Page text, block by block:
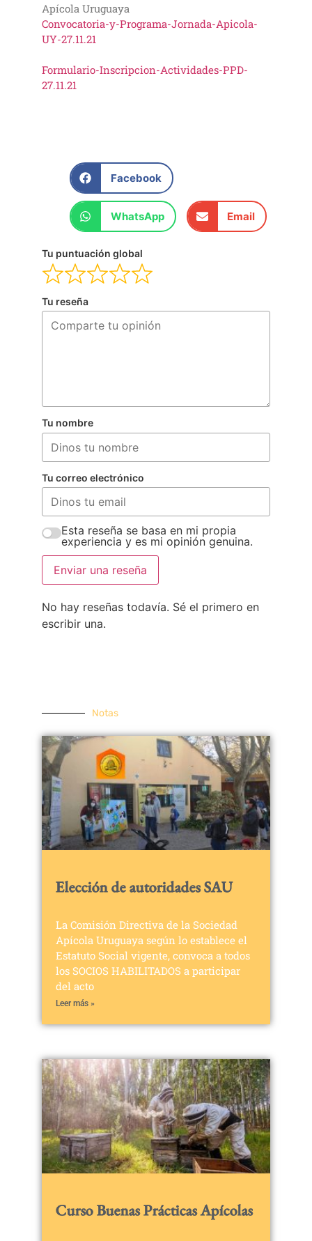
Apícola Uruguaya
Convocatoria-y-Programa-Jornada-Apicola-
UY-27.11.21
Formulario-Inscripcion-Actividades-PPD-
27.11.21
Facebook
WhatsApp Email
Tu puntuación global
Tu reseña
Tu nombre
Tu correo electrónico
Esta reseña se basa en mi propia
experiencia y es mi opinión genuina.
Enviar una reseña
No hay reseñas todavía. Sé el primero en
escribir una.
Notas
Elección de autoridades SAU
La Comisión Directiva de la Sociedad
Apícola Uruguaya según lo establece el
Estatuto Social vigente, convoca a todos
los SOCIOS HABILITADOS a participar
del acto
Leer más »
Curso Buenas Prácticas Apícolas